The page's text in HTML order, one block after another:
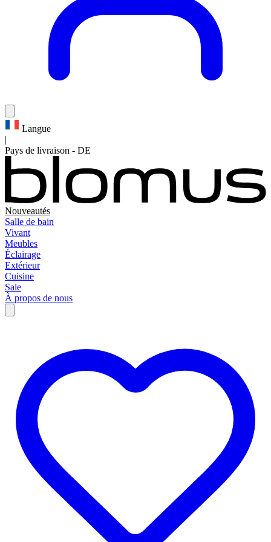
Langue
|
Pays de livraison - DE
Nouveautés
Salle de bain
Vivant
Meubles
Éclairage
Extérieur
Cuisine
Sale
À propos de nous